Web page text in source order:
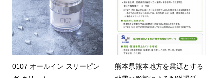
0107 オールイン スリーピン
熊本県熊本地方を震源とする